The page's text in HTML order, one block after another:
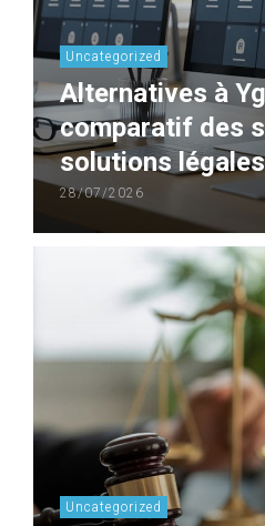
Uncategorized
Alternatives à
comparatif des
solutions légales
28/07/2026
Uncategorized